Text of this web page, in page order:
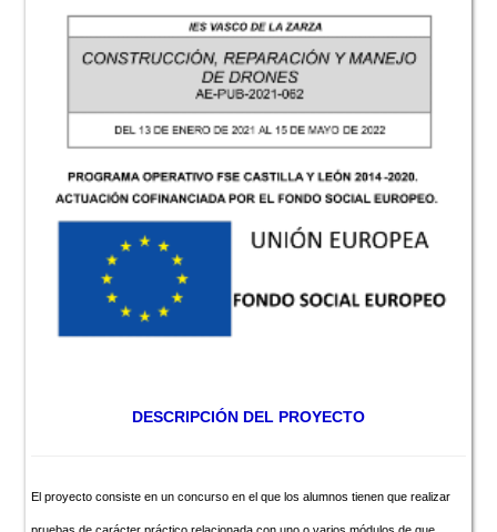
DESCRIPCIÓN DEL PROYECTO
El proyecto consiste en un concurso en el que los alumnos tienen que realizar